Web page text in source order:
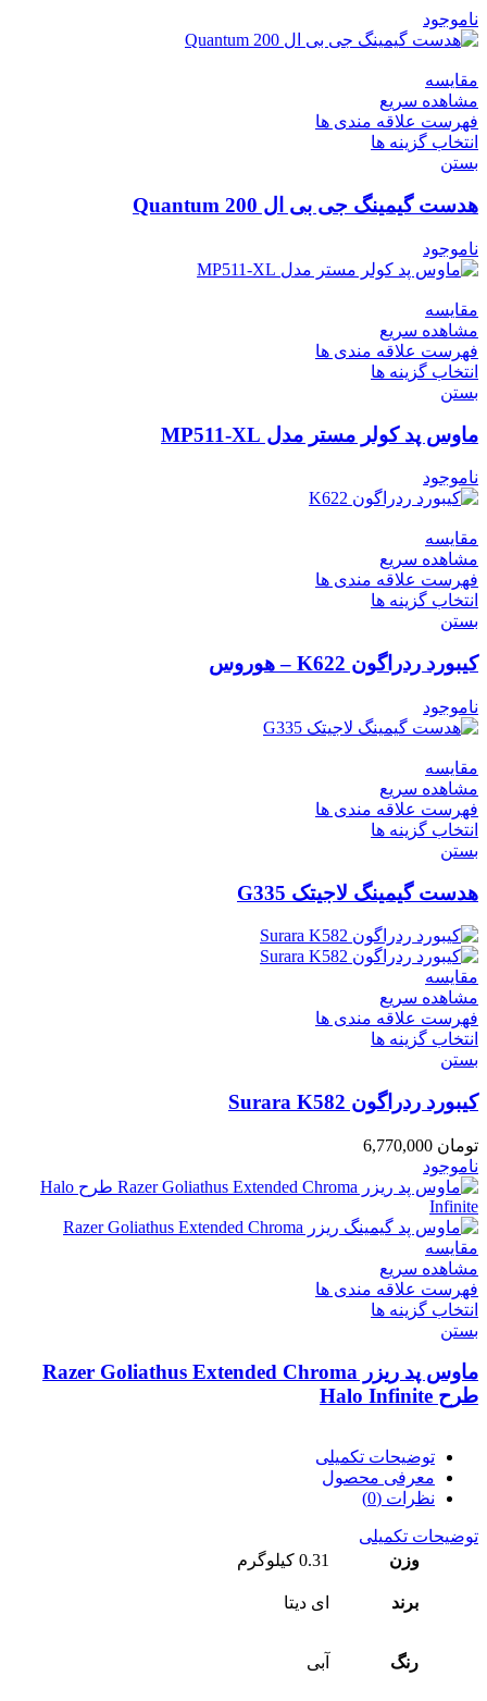
ناموجود
مقایسه
مشاهده سریع
فهرست علاقه مندی ها
انتخاب گزینه ها
بستن
هدست گیمینگ جی بی ال Quantum 200
ناموجود
مقایسه
مشاهده سریع
فهرست علاقه مندی ها
انتخاب گزینه ها
بستن
ماوس پد کولر مستر مدل MP511-XL
ناموجود
مقایسه
مشاهده سریع
فهرست علاقه مندی ها
انتخاب گزینه ها
بستن
کیبورد ردراگون K622 – هوروس
ناموجود
مقایسه
مشاهده سریع
فهرست علاقه مندی ها
انتخاب گزینه ها
بستن
هدست گیمینگ لاجیتک G335
مقایسه
مشاهده سریع
فهرست علاقه مندی ها
انتخاب گزینه ها
بستن
کیبورد ردراگون Surara K582
تومان
ناموجود
مقایسه
مشاهده سریع
فهرست علاقه مندی ها
انتخاب گزینه ها
بستن
ماوس پد ریزر Razer Goliathus Extended Chroma
طرح Halo Infinite
توضیحات تکمیلی
معرفی محصول
نظرات (0)
توضیحات تکمیلی
وزن
0.31 کیلوگرم
برند ای دیتا
رنگ آبی